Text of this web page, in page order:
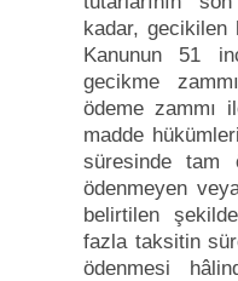
kadar, gecikilen
Kanunun 51
gecikme
ödeme zammı
madde
süresinde tam
ödenmeyen
belirtilen
fazla taksitin
ödenmesi